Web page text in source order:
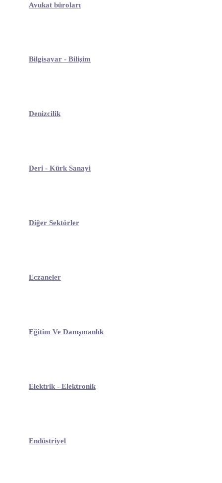
Avukat büroları
Bilgisayar - Bilişim
Denizcilik
Deri - Kürk Sanayi
Diğer Sektörler
Eczaneler
Eğitim Ve Danışmanlık
Elektrik - Elektronik
Endüstriyel